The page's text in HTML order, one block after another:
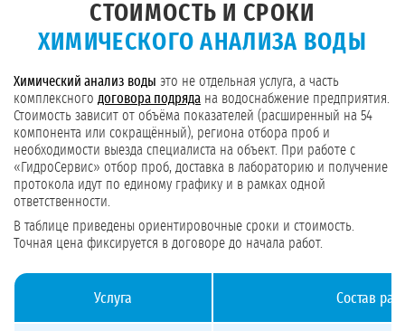
СТОИМОСТЬ И СРОКИ
ХИМИЧЕСКОГО АНАЛИЗА ВОДЫ
Химический анализ воды это не отдельная услуга, а часть
комплексного договора подряда на водоснабжение предприятия.
Стоимость зависит от объёма показателей (расширенный на 54
компонента или сокращённый), региона отбора проб и
необходимости выезда специалиста на объект. При работе с
«ГидроСервис» отбор проб, доставка в лабораторию и получение
протокола идут по единому графику и в рамках одной
ответственности.
В таблице приведены ориентировочные сроки и стоимость.
Точная цена фиксируется в договоре до начала работ.
Услуга Состав